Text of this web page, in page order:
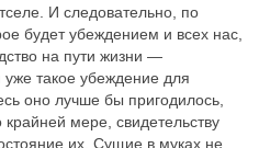
И следовательно, по
будет убеждением и всех нас,
на пути жизни —
такое убеждение для
оно лучше бы пригодилось,
мере, свидетельству
их. Сущие в муках не